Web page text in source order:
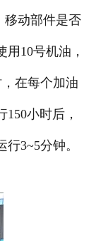
动部件是否
10号机油，
在每个加油
小时后，
3~5分钟。